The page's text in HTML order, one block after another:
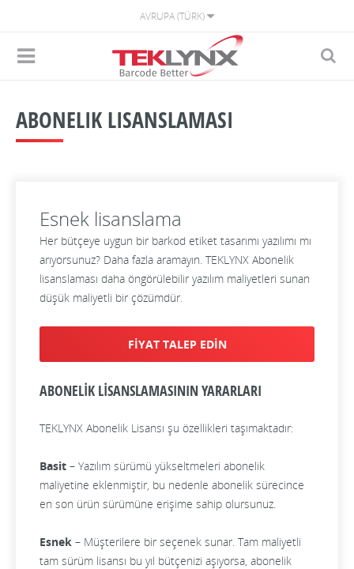
AVRUPA (TÜRK)
ABONELIK LISANSLAMASI
Esnek lisanslama
Her bütçeye uygun bir barkod etiket tasarımı yazılımı mı
arıyorsunuz? Daha fazla aramayın. TEKLYNX Abonelik
lisanslaması daha öngörülebilir yazılım maliyetleri sunan
düşük maliyetli bir çözümdür.
FİYAT TALEP EDİN
ABONELİK LİSANSLAMASININ YARARLARI
TEKLYNX Abonelik Lisansı şu özellikleri taşımaktadır:
Basit – Yazılım sürümü yükseltmeleri abonelik
maliyetine eklenmiştir, bu nedenle abonelik sürecince
en son ürün sürümüne erişime sahip olursunuz.
Esnek – Müşterilere bir seçenek sunar. Tam maliyetli
tam sürüm lisansı bu yıl bütçenizi aşıyorsa, abonelik